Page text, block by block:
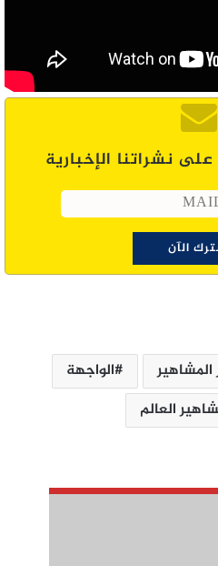
نشراتنا الإخبارية
المشاهير
الواجهة
العالم